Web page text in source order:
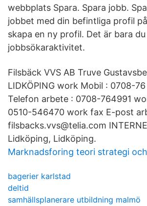
webbplats Spara. Spara jobb.
jobbet med din befintliga profil
skapa en ny profil. Det är bara
jobbsökaraktivitet.
Filsbäck VVS AB Truve
LIDKÖPING work Mobil : 0708-
Telefon arbete : 0708-764991
0510-546470 work fax E-post
filsbacks.vvs@telia.com
Lidköping, Lidköping.
Marknadsforing teori strategi
bagerier karlstad
deltid
samhällsplanerare utbildning malmö